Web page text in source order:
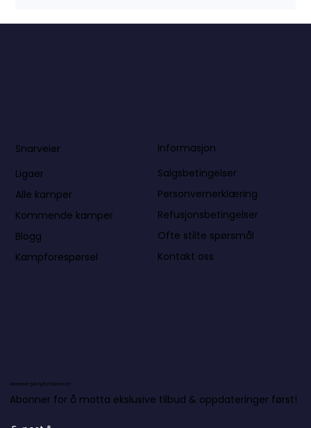
Snarveier
Ligaer
Alle kamper
Kommende kamper
Blogg
Kampforespørsel
Informasjon
Salgsbetingelser
Personvernerklæring
Refusjonsbetingelser
Ofte stilte spørsmål
Kontakt oss
Abonner på nyhetsbrevet
Abonner for å motta ekslusive tilbud & oppdateringer først!